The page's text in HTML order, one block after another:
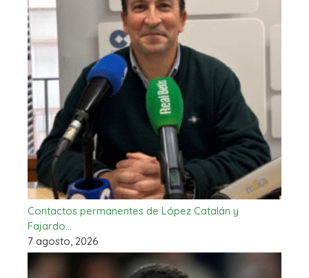
Contactos permanentes de López Catalán y
Fajardo…
7 agosto, 2026